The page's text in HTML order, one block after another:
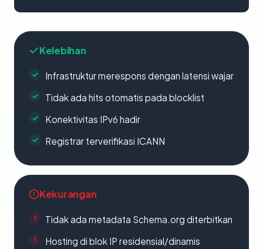
Kelebihan
Infrastruktur merespons dengan latensi wajar
Tidak ada hits otomatis pada blocklist
Konektivitas IPv6 hadir
Registrar terverifikasi ICANN
Kekurangan
Tidak ada metadata Schema.org diterbitkan
Hosting di blok IP residensial/dinamis